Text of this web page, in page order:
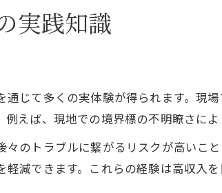
を目指す土地家屋調査の秘訣とは
土地家屋調査で高収入を実現する戦略の
土地家屋調査士が成功するための成長ス
ドバック活用でリスクを減らす方法
土地家屋調査のフィードバック事例で学
実践知識
じて多くの実体験が得られます。現
えば、現地での境界標の不明瞭さに
のトラブルに繋がるリスクが高いこ
減できます。これらの経験は高収入